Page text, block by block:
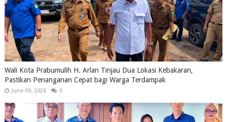
Wali Kota Prabumulih H. Arlan Tinjau Dua Lokasi Kebakaran,
Pastikan Penanganan Cepat bagi Warga Terdampak
June 09, 2026 0